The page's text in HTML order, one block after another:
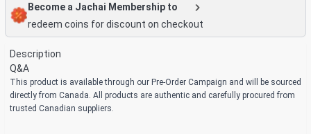
Become a Jachai Membership to
redeem coins for discount on checkout
Description
Q&A
This product is available through our Pre-Order Campaign and will be sourced
directly from Canada. All products are authentic and carefully procured from
trusted Canadian suppliers.